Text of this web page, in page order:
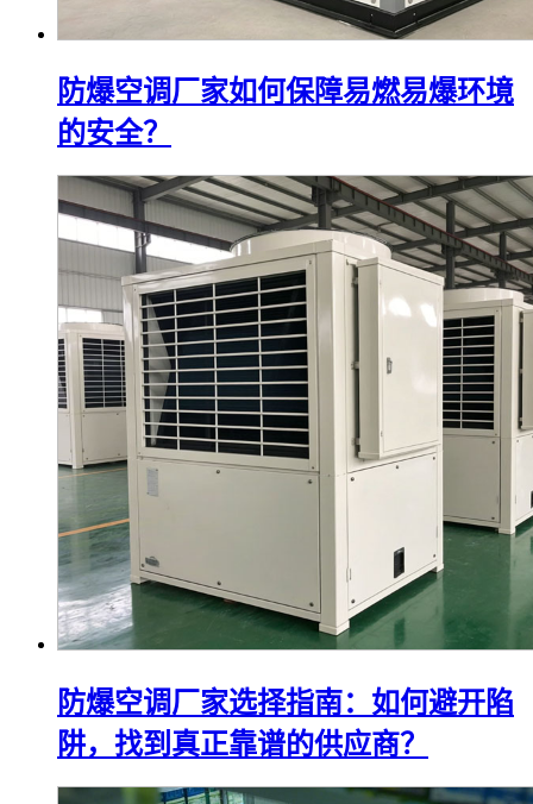
防爆空调厂家如何保障易燃易爆环境
的安全？
防爆空调厂家选择指南：如何避开陷
阱，找到真正靠谱的供应商？